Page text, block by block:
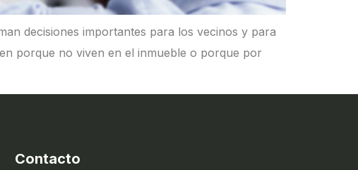
decisiones importantes para los vecinos y para
porque no viven en el inmueble o porque por
Contacto